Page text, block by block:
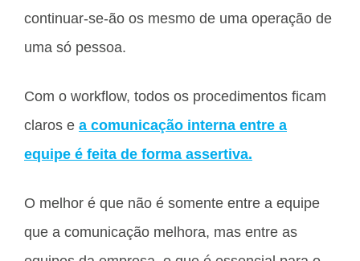
continuar-se-ão os mesmo de uma operação de
uma só pessoa.
Com o workflow, todos os procedimentos ficam
claros e a comunicação interna entre a
equipe é feita de forma assertiva.
O melhor é que não é somente entre a equipe
que a comunicação melhora, mas entre as